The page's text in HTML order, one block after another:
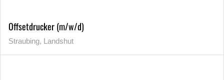
Offsetdrucker (m/w/d)
Straubing, Landshut